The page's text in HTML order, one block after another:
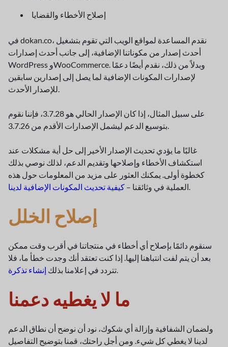
إصلاح الأخطاء والقضايا
في dokan.co، نقدم المساعدة لمواقع الويب التي تقوم بتشغيل
أحدث إصدار من مكوناتنا الإضافية، إلى جانب أحدث إصدارات
WordPress وWooCommerce. وبدلاً من ذلك، نقدم أيضًا دعمًا
لإصدارات المكونات الإضافية لما يصل إلى إصدارين سابقين
للإصدار الأحدث.
على سبيل المثال، إذا كان الإصدار الحالي هو 3.7.28، فإننا نقوم
بتوسيع الدعم ليشمل الإصدارات الأقدم من 3.7.26.
غالبًا ما يؤدي تحديث الإصدار الأخير إلى حل أية مشكلات عند
استكشاف الأخطاء وإصلاحها وتقديم الدعم، لذلك نوصي بذلك
كخطوة أولى. يمكنك العثور على مزيد من المعلومات حول هذه
العملية في وثائقنا – كيفية تحديث المكونات الإضافية لدينا .
إصلاح الخلل
سنقوم دائمًا بإصلاح أي أخطاء في منتجاتنا في أقرب وقت ممكن
بعد أن يتم لفت انتباهنا إليها. إذا كنت تعتقد أنك وجدت خطأ ما، فلا
تتردد في إعلامنا بذلك إنشاء تذكرة .
ما لا يغطيه دعمنا
ولضمان الشفافية وإزالة أي شكوك، نود أن نوضح أن نطاق الدعم
لدينا لا يغطي كل شيء. ومن أجل راحتك، قمنا بتوضيح التفاصيل